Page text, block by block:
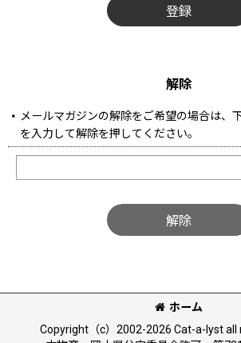
登録
解除
メールマガジンの解除をご希望の場合は、
を入力して解除を押してください。
解除
ホーム
Copyright（c）2002-2026 Cat-a-lyst all